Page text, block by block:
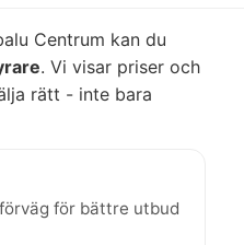
Centrum kan du
. Vi visar priser och
rätt - inte bara
för bättre utbud